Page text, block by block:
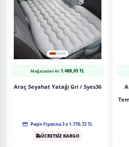
Mağazadan Al:1.488,05 TL
Araç Seyahat Yatağı Gri / Syes36
Peşin Fiyatına 3 x 1.770,72 TL
ÜCRETSİZ KARGO